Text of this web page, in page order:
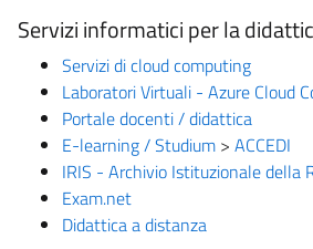
Servizi informatici per la
Servizi di cloud computing
Laboratori Virtuali - Azure Cloud
Portale docenti / didattica
E-learning / Studium > ACCEDI
IRIS - Archivio Istituzionale della
Exam.net
Didattica a distanza